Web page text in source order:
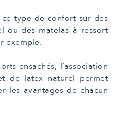
type de confort sur des
ou des matelas à ressort
exemple.
ensachés, l’association
de latex naturel permet
les avantages de chacun